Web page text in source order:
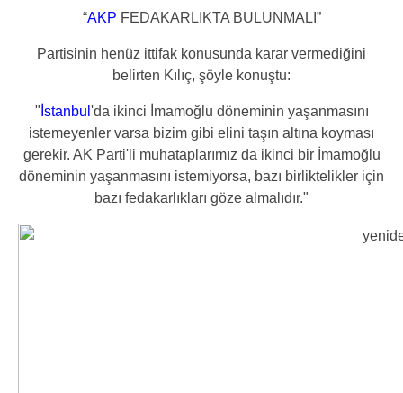
“AKP FEDAKARLIKTA BULUNMALI”
Partisinin henüz ittifak konusunda karar vermediğini
belirten Kılıç, şöyle konuştu:
" İstanbul 'da ikinci İmamoğlu döneminin yaşanmasını
istemeyenler varsa bizim gibi elini taşın altına koyması
gerekir. AK Parti'li muhataplarımız da ikinci bir İmamoğlu
döneminin yaşanmasını istemiyorsa, bazı birliktelikler için
bazı fedakarlıkları göze almalıdır."